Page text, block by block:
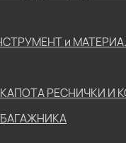
и
РЕСНИЧКИ И